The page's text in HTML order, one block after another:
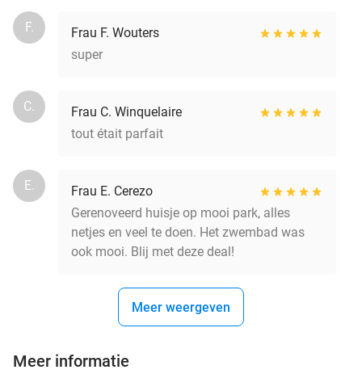
F.
Frau F. Wouters
super
C.
Frau C. Winquelaire
tout était parfait
E.
Frau E. Cerezo
Gerenoveerd huisje op mooi park, alles
netjes en veel te doen. Het zwembad was
ook mooi. Blij met deze deal!
Meer weergeven
Meer informatie